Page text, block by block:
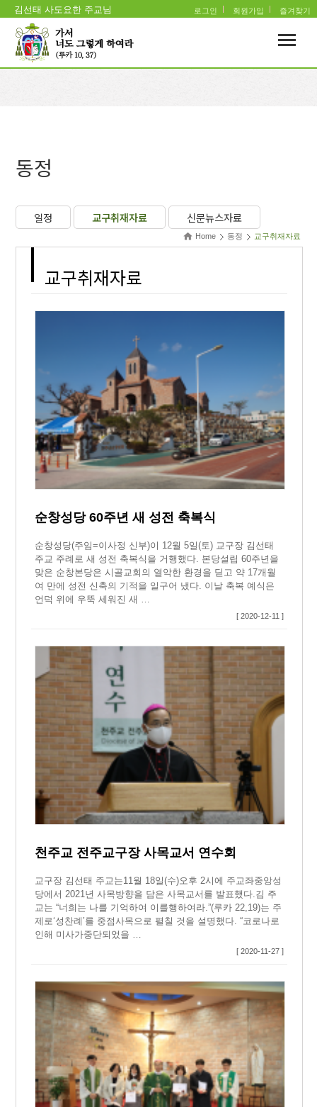
김선태 사도요한 주교님 로그인 회원가입 즐겨찾기
동정
일정 교구취재자료 신문뉴스자료
Home 동정 교구취재자료
교구취재자료
순창성당 60주년 새 성전 축복식
순창성당(주임=이사정 신부)이 12월 5일(토) 교구장 김선태
주교 주례로 새 성전 축복식을 거행했다. 본당설립 60주년을
맞은 순창본당은 시골교회의 열악한 환경을 딛고 약 17개월
여 만에 성전 신축의 기적을 일구어 냈다. 이날 축복 예식은
언덕 위에 우뚝 세워진 새 …
[ 2020-12-11 ]
천주교 전주교구장 사목교서 연수회
교구장 김선태 주교는11월 18일(수)오후 2시에 주교좌중앙성
당에서 2021년 사목방향을 담은 사목교서를 발표했다.김 주
교는 “너희는 나를 기억하여 이를행하여라.”(루카 22,19)는 주
제로‘성찬례’를 중점사목으로 펼칠 것을 설명했다. “코로나로
인해 미사가중단되었을 …
[ 2020-11-27 ]